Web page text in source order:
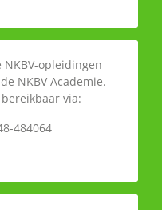
opleidingen
NKBV Academie.
via:
484064